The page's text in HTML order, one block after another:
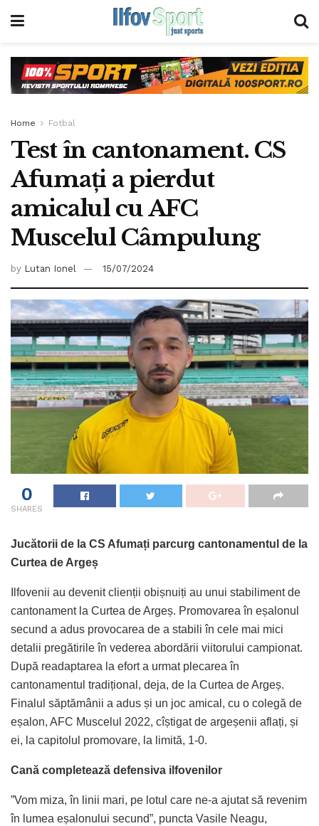
Home Fotbal
Test în cantonament. CS
Afumați a pierdut
amicalul cu AFC
Muscelul Câmpulung
by Lutan Ionel 15/07/2024
0
SHARES
Jucătorii de la CS Afumați parcurg cantonamentul de la
Curtea de Argeș
Ilfovenii au devenit clienții obișnuiți au unui stabiliment de
cantonament la Curtea de Argeș. Promovarea în eșalonul
secund a adus provocarea de a stabili în cele mai mici
detalii pregătirile în vederea abordării viitorului campionat.
După readaptarea la efort a urmat plecarea în
cantonamentul tradițional, deja, de la Curtea de Argeș.
Finalul săptămânii a adus și un joc amical, cu o colegă de
eșalon, AFC Muscelul 2022, cîștigat de argeșenii aflați, și
ei, la capitolul promovare, la limită, 1-0.
Cană completează defensiva ilfovenilor
”Vom miza, în linii mari, pe lotul care ne-a ajutat să revenim
în lumea eșalonului secund”, puncta Vasile Neagu,